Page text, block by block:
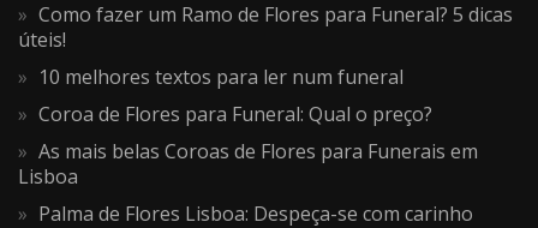
Como fazer um Ramo de Flores para Funeral? 5 dicas
úteis!
10 melhores textos para ler num funeral
Coroa de Flores para Funeral: Qual o preço?
As mais belas Coroas de Flores para Funerais em
Lisboa
Palma de Flores Lisboa: Despeça-se com carinho